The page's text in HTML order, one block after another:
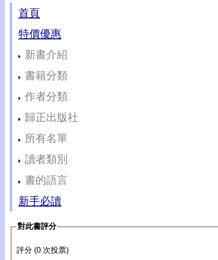
首頁
特價優惠
新書介紹
書籍分類
作者分類
歸正出版社
所有名單
讀者類別
書的語言
新手必讀
對此書評分
評分 (0 次投票)